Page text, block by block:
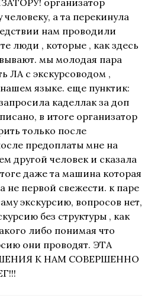
организатор
а та перекинула
нам проводили
люди , которые , как здесь
мы молодая пара
ЛА с экскурсоводом ,
языке. еще пунктик:
каделлак за доп
в итоге организатор
только после
предоплаты мне на
другой человек и сказала
даже та машина которая
не первой свежести. к паре
экскурсию, вопросов нет,
без структуры , как
либо понимая что
они проводят. ЭТА
К НАМ СОВЕРШЕННО